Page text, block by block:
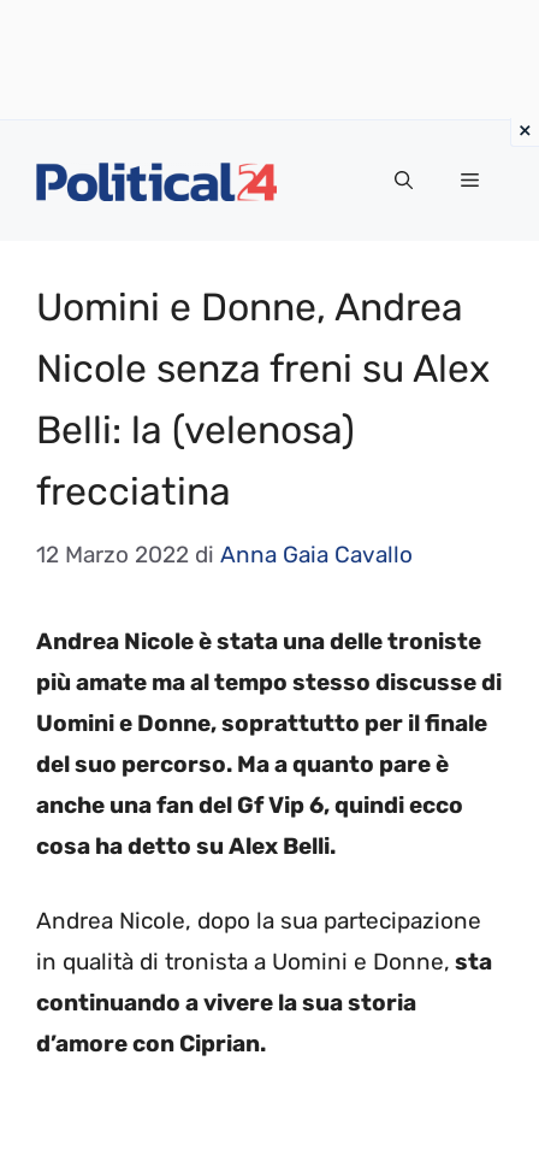
Menu
Uomini e Donne, Andrea
Nicole senza freni su Alex
Belli: la (velenosa)
frecciatina
12 Marzo 2022 di Anna Gaia Cavallo
Andrea Nicole è stata una delle troniste
più amate ma al tempo stesso discusse di
Uomini e Donne, soprattutto per il finale
del suo percorso. Ma a quanto pare è
anche una fan del Gf Vip 6, quindi ecco
cosa ha detto su Alex Belli.
Andrea Nicole, dopo la sua partecipazione
in qualità di tronista a Uomini e Donne, sta
continuando a vivere la sua storia
d’amore con Ciprian.